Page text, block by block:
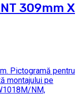
309mm X
Pictogramă pentru
montajului pe
NM,